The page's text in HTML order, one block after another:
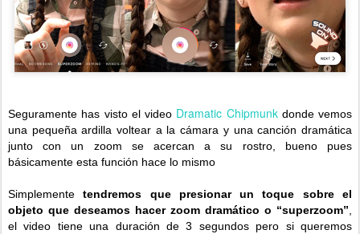
Seguramente has visto el video Dramatic Chipmunkdonde vemos
una pequeña ardilla voltear a la cámara y una canción dramática
junto con un zoom se acercan a su rostro, bueno pues
básicamente esta función hace lo mismo
Simplementetendremos que presionar un toque sobre el
objeto que deseamos hacer zoom dramático o “superzoom”
el video tiene una duración de 3 segundos pero si queremos